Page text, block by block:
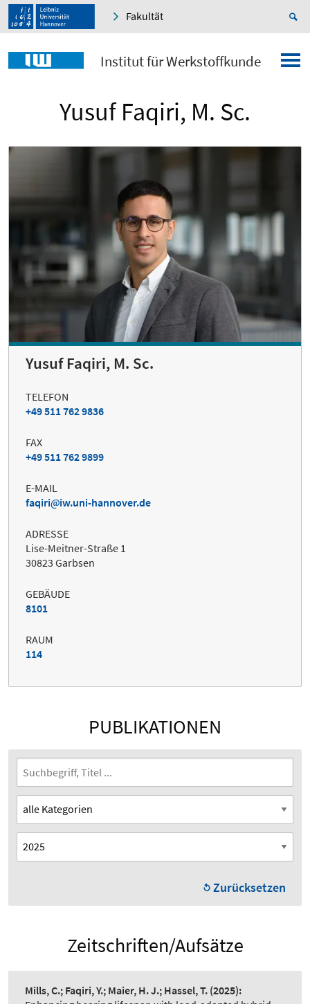
Fakultät
Institut für Werkstoffkunde
Yusuf Faqiri, M. Sc.
Yusuf Faqiri, M. Sc.
TELEFON
+49 511 762 9836
FAX
+49 511 762 9899
E-MAIL
faqiri
iw.uni-hannover.de
ADRESSE
Lise-Meitner-Straße 1
30823 Garbsen
GEBÄUDE
8101
RAUM
114
PUBLIKATIONEN
Zurücksetzen
Zeitschriften/Aufsätze
Mills, C.; Faqiri, Y.; Maier, H. J.; Hassel, T. (2025):